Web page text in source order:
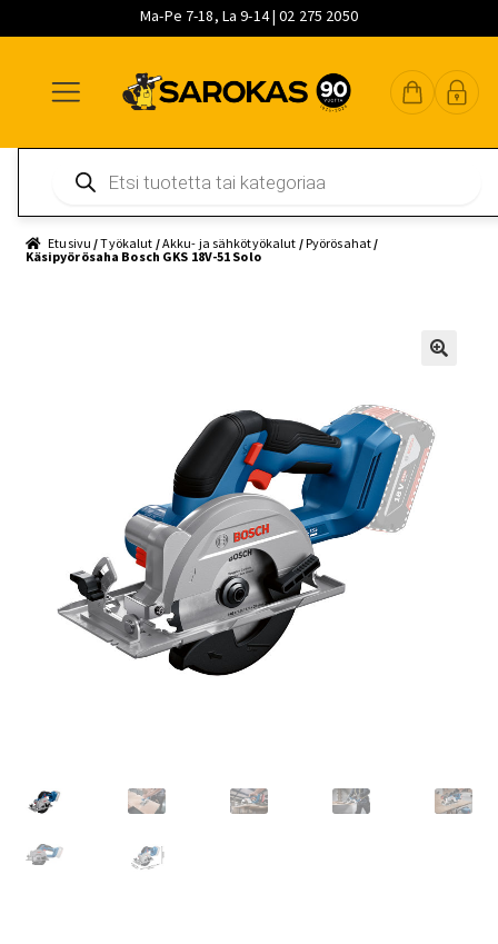
Ma-Pe 7-18, La 9-14 | 02 275 2050
navigointiin
sisältöön
pääsisältöön
search
Etusivu /Työkalut /Akku- ja sähkötyökalut /Pyörösahat /
Käsipyörösaha Bosch GKS 18V-51 Solo